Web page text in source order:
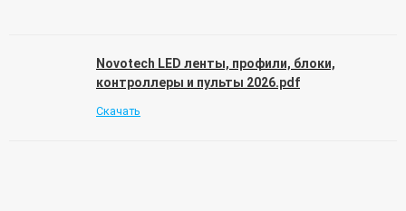
Novotech LED ленты, профили, блоки,
контроллеры и пульты 2026.pdf
Скачать